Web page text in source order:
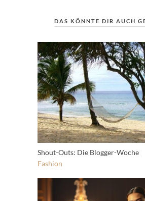
DAS KÖNNTE DIR AUCH
Shout-Outs: Die Blogger-Woche
Fashion